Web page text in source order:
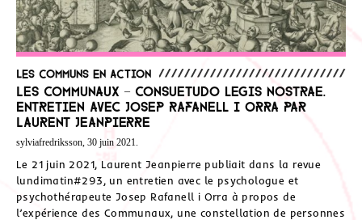
Les communs en action
Les Communaux – Consuetudo legis nostrae.
Entretien avec Josep Rafanell i Orra par
Laurent Jeanpierre
sylviafredriksson, 30 juin 2021.
Le 21 juin 2021, Laurent Jeanpierre publiait dans la revue
lundimatin#293, un entretien avec le psychologue et
psychothérapeute Josep Rafanell i Orra à propos de
l’expérience des Communaux, une constellation de personnes